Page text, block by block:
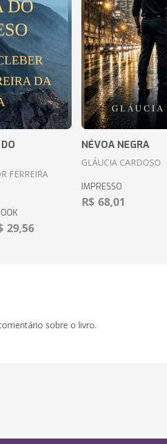
FERREIRA
29,56
NÉVOA NEGRA
GLÁUCIA CARDOSO
IMPRESSO
R$ 68,01
sobre o livro.